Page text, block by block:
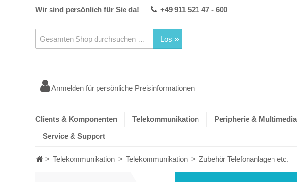
Wir sind persönlich für Sie da! +49 911 521 47 - 600
Los
Anmelden für persönliche Preisinformationen
Clients & Komponenten Telekommunikation Peripherie & Multimedia
Service & Support
> Telekommunikation > Telekommunikation > Zubehör Telefonanlagen etc.